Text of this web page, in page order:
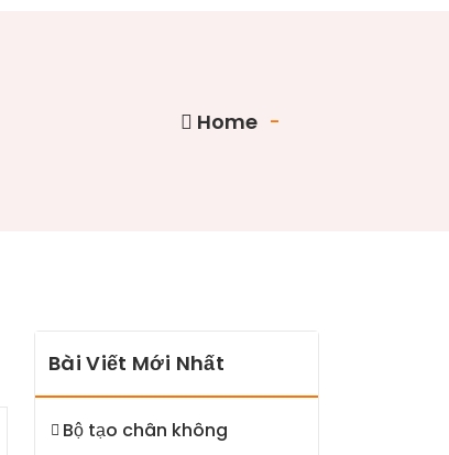
Home -
Bài Viết Mới Nhất
Bộ tạo chân không